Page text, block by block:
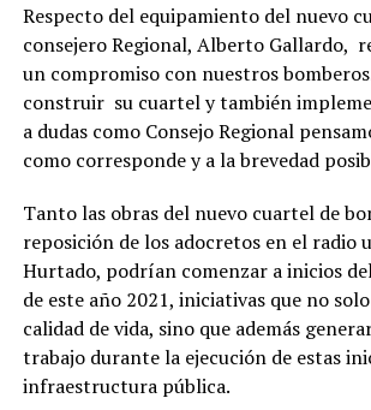
Respecto del equipamiento del nuevo
consejero Regional, Alberto Gallardo,
un compromiso con nuestros
construir su cuartel y también
a dudas como Consejo Regional
como corresponde y a la brevedad
Tanto las obras del nuevo cuartel de
reposición de los adocretos en el radio
Hurtado, podrían comenzar a inicios
de este año 2021, iniciativas que no
calidad de vida, sino que además
trabajo durante la ejecución de estas
infraestructura pública.